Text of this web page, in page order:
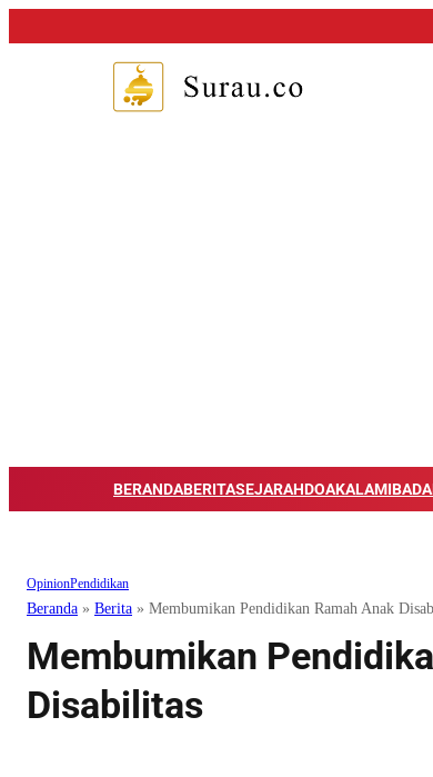
BERANDABERITASEJARAHDOAKALAM
OpinionPendidikan
Beranda » Berita » Membumikan Pendidikan Ramah Anak
Membumikan
Disabilitas